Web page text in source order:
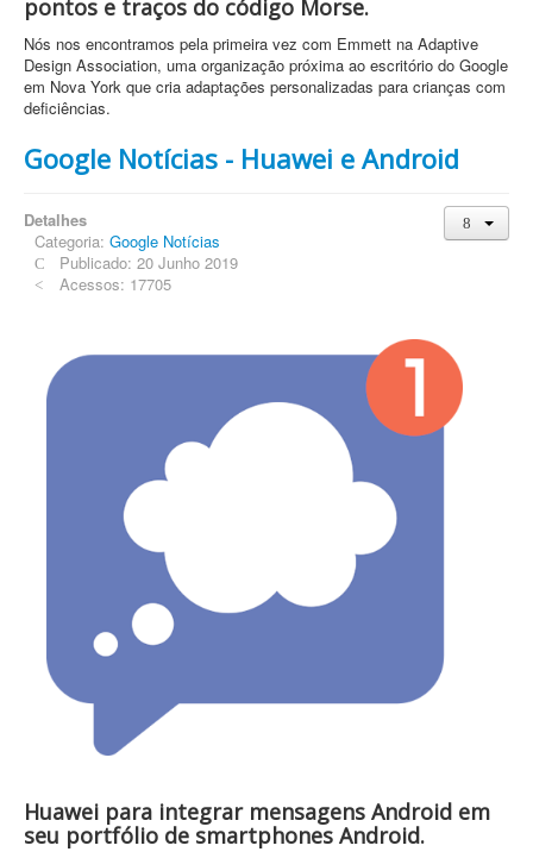
pontos e traços do código Morse.
Nós nos encontramos pela primeira vez com Emmett na Adaptive
Design Association, uma organização próxima ao escritório do Google
em Nova York que cria adaptações personalizadas para crianças com
deficiências.
Google Notícias - Huawei e Android
Detalhes
Categoria: Google Notícias
Publicado: 20 Junho 2019
Acessos: 17705
Huawei para integrar mensagens Android em
seu portfólio de smartphones Android.